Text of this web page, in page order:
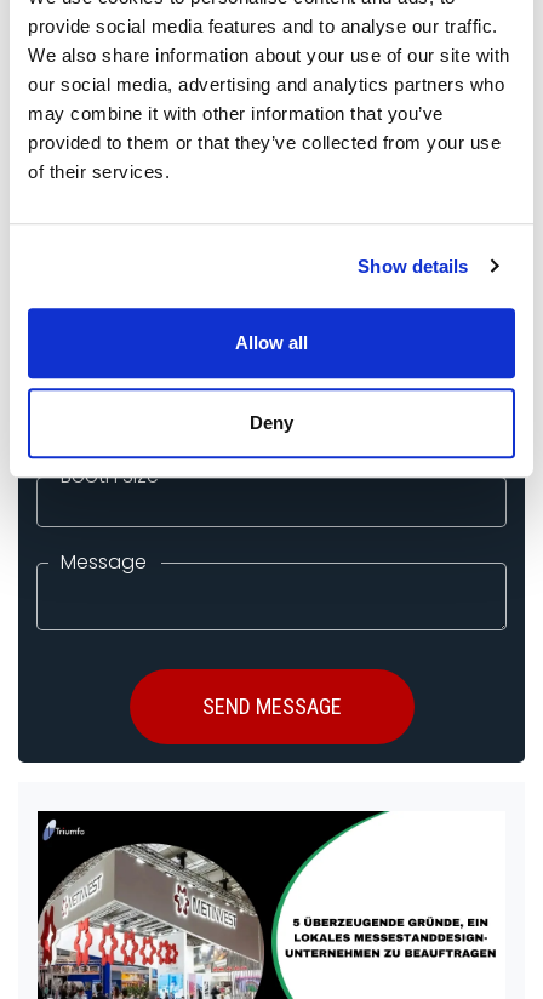
provide social media features and to analyse our traffic.
We also share information about your use of our site with
our social media, advertising and analytics partners who
may combine it with other information that you’ve
provided to them or that they’ve collected from your use
of their services.
Show details
Allow all
Deny
Company Name*
Email ID*
Phone*
Exhibition Name*
Event City*
Booth Size
Message